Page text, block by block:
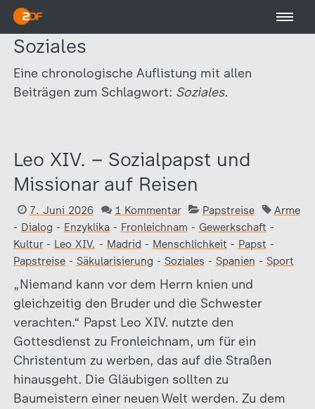
Soziales
Eine chronologische Auflistung mit allen
Beiträgen zum Schlagwort: Soziales.
Leo XIV. – Sozialpapst und
Missionar auf Reisen
7. Juni 2026 1 Kommentar Papstreise
Arme
- Dialog - Enzyklika- Fronleichnam - Gewerkschaft -
Kultur- Leo XIV. - Madrid - Menschlichkeit - Papst -
Papstreise- Säkularisierung - Soziales - Spanien - Sport
„Niemand kann vor dem Herrn knien und
gleichzeitig den Bruder und die Schwester
verachten.“ Papst Leo XIV. nutzte den
Gottesdienst zu Fronleichnam, um für ein
Christentum zu werben, das auf die Straßen
hinausgeht. Die Gläubigen sollten zu
Baumeistern einer neuen Welt werden. Zu dem